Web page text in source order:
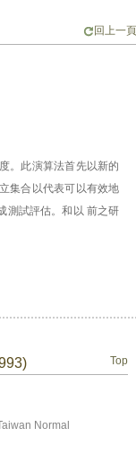
回上一頁
。此演算法首先以新的
集合以代表可以有效地
測試評估。和以 前之研
Top
Normal